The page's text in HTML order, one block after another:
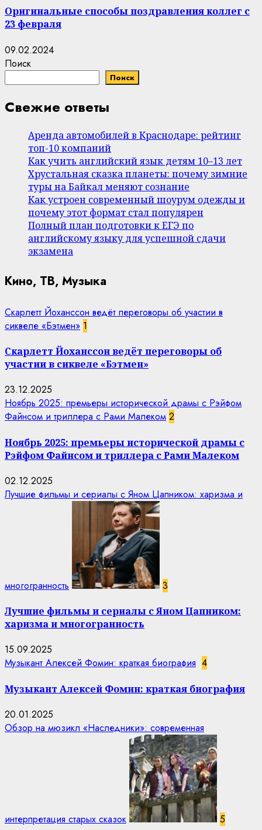
Оригинальные способы поздравления коллег с
23 февраля
09.02.2024
Поиск
Поиск
Свежие ответы
Аренда автомобилей в Краснодаре: рейтинг
топ-10 компаний
Как учить английский язык детям 10–13 лет
Хрустальная сказка планеты: почему зимние
туры на Байкал меняют сознание
Как устроен современный шоурум одежды и
почему этот формат стал популярен
Полный план подготовки к ЕГЭ по
английскому языку для успешной сдачи
экзамена
Кино, ТВ, Музыка
Скарлетт Йоханссон ведёт переговоры об участии в
сиквеле «Бэтмен» 1
Скарлетт Йоханссон ведёт переговоры об
участии в сиквеле «Бэтмен»
23.12.2025
Ноябрь 2025: премьеры исторической драмы с Рэйфом
Файнсом и триллера с Рами Малеком 2
Ноябрь 2025: премьеры исторической драмы с
Рэйфом Файнсом и триллера с Рами Малеком
02.12.2025
Лучшие фильмы и сериалы с Яном Цапником: харизма и
многогранность 3
Лучшие фильмы и сериалы с Яном Цапником:
харизма и многогранность
15.09.2025
Музыкант Алексей Фомин: краткая биография 4
Музыкант Алексей Фомин: краткая биография
20.01.2025
Обзор на мюзикл «Наследники»: современная
интерпретация старых сказок 5